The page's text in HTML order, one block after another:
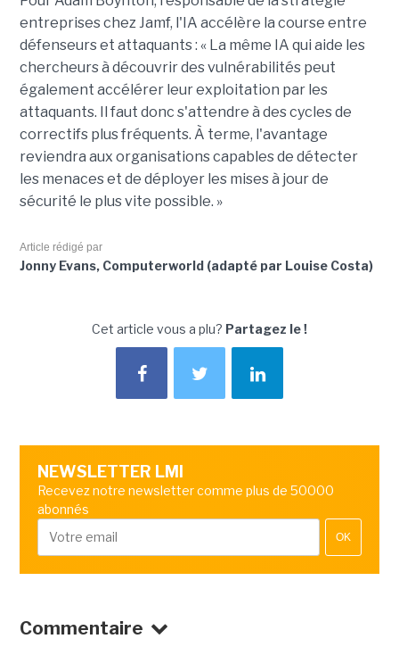
entreprises chezJamf, l'IA accélère la course entre
défenseurs et attaquants : « La même IA qui aide les
chercheurs à découvrir des vulnérabilités peut
également accélérer leur exploitation par les
attaquants. Il faut donc s'attendre à des cycles de
correctifs plus fréquents. À terme, l'avantage
reviendra aux organisations capables de détecter
les menaces et de déployer les mises à jour de
sécurité le plus vite possible. »
Article rédigé par
Jonny Evans, Computerworld (adapté par Louise Costa)
Cet article vous a plu? Partagez le !
NEWSLETTER LMI
Recevez notre newsletter comme plus de 50000
abonnés
OK
Commentaire